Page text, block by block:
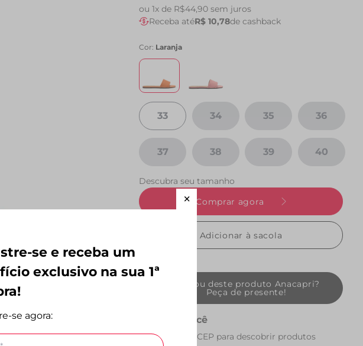
ou 1x de R$44,90 sem juros
Receba atéR$ 10,78de cashback
Cor: Laranja
33 34 35 36
37 38 39 40
Descubra seu tamanho
Comprar agora
Adicionar à sacola
Gostou deste produto Anacapri?
Peça de presente!
Perto de você
Preencha seu CEP para descobrir produtos
se e receba um
exclusivo na sua 1ª
se agora: